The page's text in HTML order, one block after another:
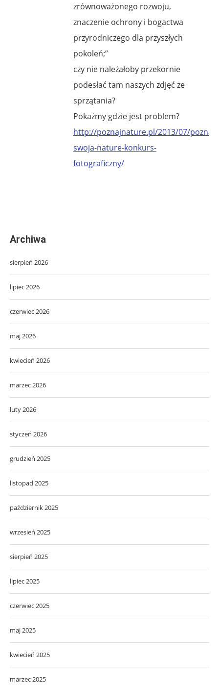
zrównoważonego rozwoju,
znaczenie ochrony i bogactwa
przyrodniczego dla przyszłych
pokoleń;”
czy nie należałoby przekornie
podesłać tam naszych zdjęć ze
sprzątania?
Pokażmy gdzie jest problem?
http://poznajnature.pl/2013/07/poznaj-
swoja-nature-konkurs-
fotograficzny/
Archiwa
sierpień 2026
lipiec 2026
czerwiec 2026
maj 2026
kwiecień 2026
marzec 2026
luty 2026
styczeń 2026
grudzień 2025
listopad 2025
październik 2025
wrzesień 2025
sierpień 2025
lipiec 2025
czerwiec 2025
maj 2025
kwiecień 2025
marzec 2025